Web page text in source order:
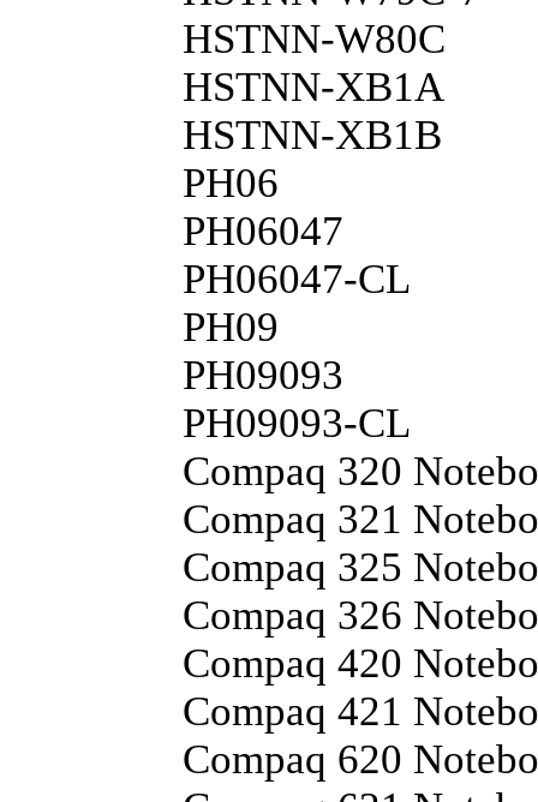
HSTNN-W80C
HSTNN-XB1A
HSTNN-XB1B
PH06
PH06047
PH06047-CL
PH09
PH09093
PH09093-CL
Compaq 320
Compaq 321
Compaq 325
Compaq 326
Compaq 420
Compaq 421
Compaq 620